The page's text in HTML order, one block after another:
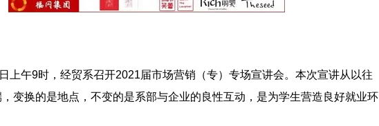
午9时，经贸系召开2021届市场营销（专）专场宣讲会。本次宣讲从以往
变换的是地点，不变的是系部与企业的良性互动，是为学生营造良好就业环